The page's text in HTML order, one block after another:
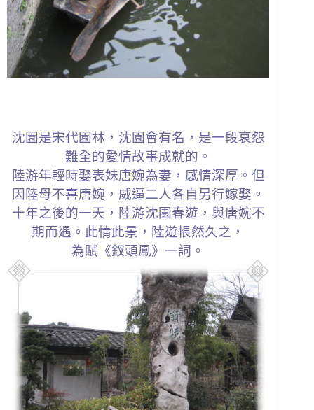
沈園是宋代園林，沈園會有名，是一段哀怨
難全的愛情故事成就的。
陸游年輕時娶表妹唐婉為妻，感情深厚。但
因陸母不喜唐婉，威逼二人各自另行嫁娶。
十年之後的一天，陸游沈園春遊，與唐婉不
期而遇。此情此景，陸遊悵然久之，
為賦《釵頭鳳》一詞。